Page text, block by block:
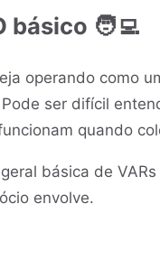
básico 🧑‍💻
operando como
ser difícil
quando
básica de
envolve.